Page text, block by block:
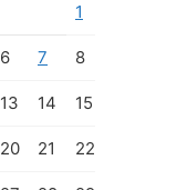
1
6 7 8
13 14 15
20 21 22